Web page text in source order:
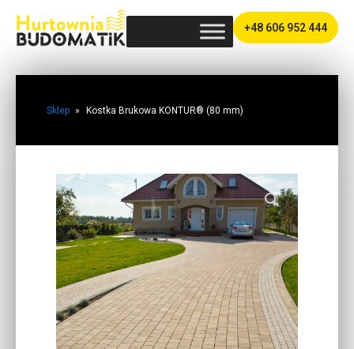
+48 606 952 444
Sklep » Kostka Brukowa KONTUR® (80 mm)